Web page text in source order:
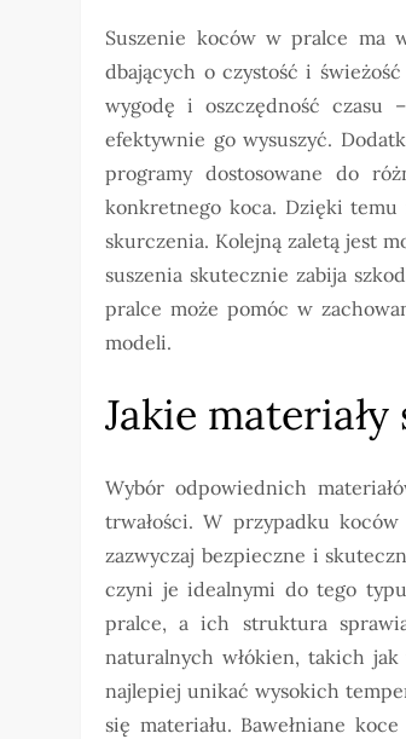
Suszenie koców w pralce ma
dbających o czystość i
wygodę i oszczędność czasu
efektywnie go wysuszyć.
programy dostosowane do
konkretnego koca. Dzięki
skurczenia. Kolejną zaletą jest
suszenia skutecznie zabija
pralce może pomóc w
modeli.
Jakie
Wybór odpowiednich
trwałości. W przypadku
zazwyczaj bezpieczne i
czyni je idealnymi do tego
pralce, a ich struktura
naturalnych włókien, takich jak
najlepiej unikać wysokich
się materiału. Bawełniane